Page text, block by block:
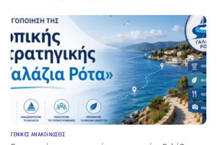
ΓΕΝΙΚΕΣ ΑΝΑΚΟΙΝΩΣΕΙΣ